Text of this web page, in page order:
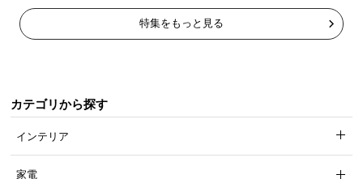
特集をもっと見る
カテゴリから探す
インテリア
家電